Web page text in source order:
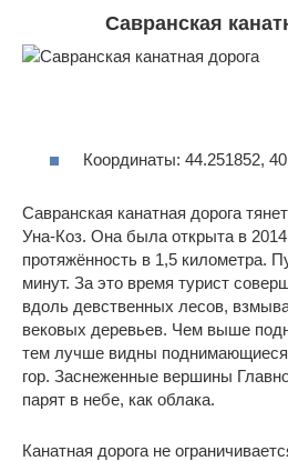
Савранская
Координаты: 44.251852,
Савранская канатная дорога
Уна-Коз. Она была открыта в
протяжённость в 1,5 километра.
минут. За это время турист
вдоль девственных лесов,
вековых деревьев. Чем выше
тем лучше видны
гор. Заснеженные вершины
парят в небе, как облака.
Канатная дорога не